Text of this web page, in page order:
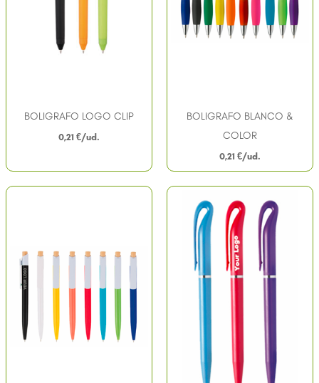
BOLIGRAFO LOGO CLIP
0,21 €
BOLIGRAFO BLANCO &
COLOR
0,21 €